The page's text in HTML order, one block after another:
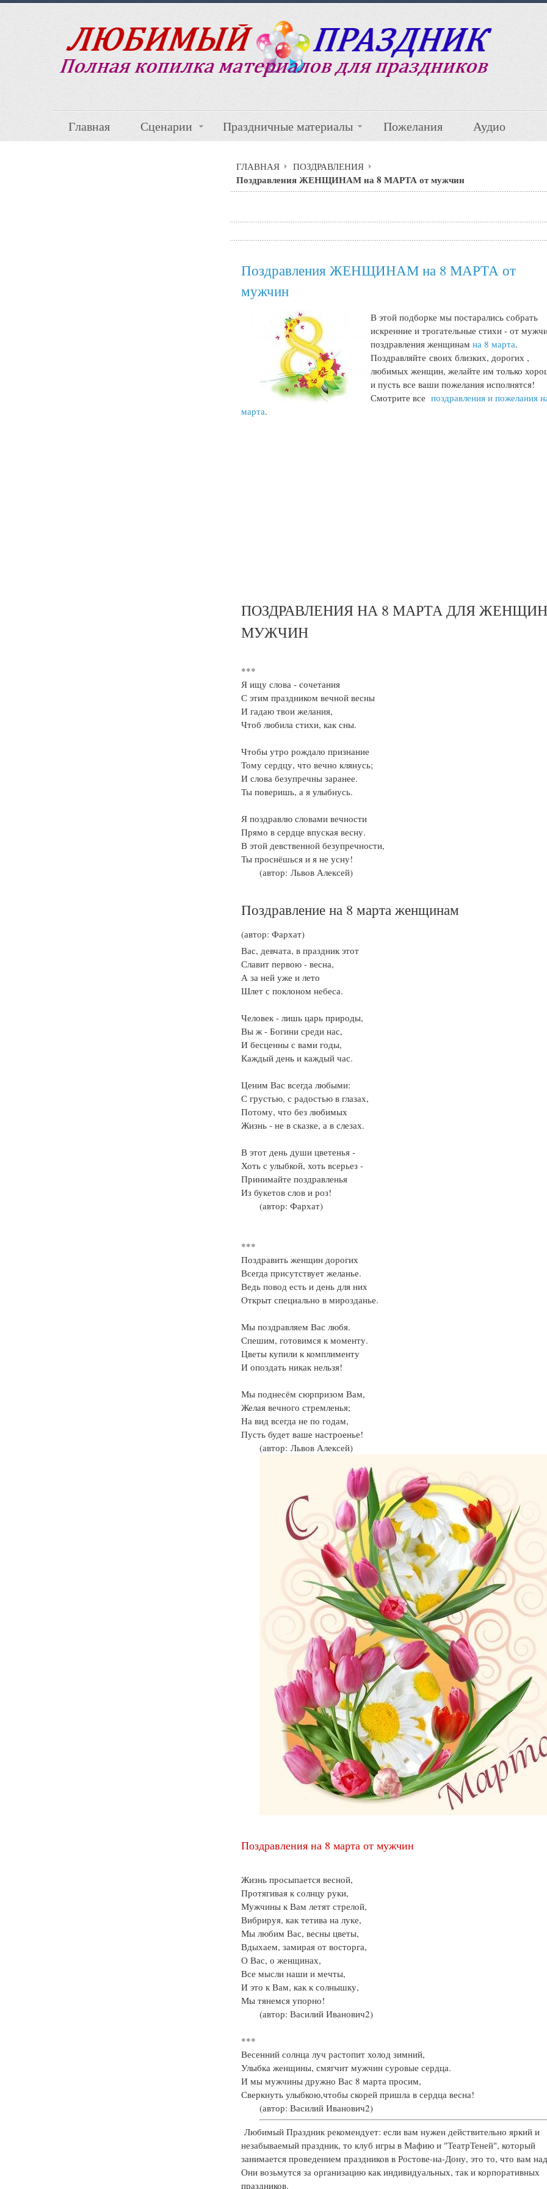
Главная Сценарии Праздничные материалы Пожелания Аудио
ГЛАВНАЯ ПОЗДРАВЛЕНИЯ
Поздравления ЖЕНЩИНАМ на 8 МАРТА от мужчин
Поздравления ЖЕНЩИНАМ на 8 МАРТА от
мужчин
В этой подборке мы постарались собрать
искренние и трогательные стихи - от
поздравления женщинамна 8 марта.
Поздравляйте своих близких, дорогих ,
любимых женщин, желайте им только
и пусть все ваши пожелания исполнятся!
Смотрите всепоздравления и пожелания
марта.
ПОЗДРАВЛЕНИЯ НА 8 МАРТА ДЛЯ ЖЕНЩИН
МУЖЧИН
***
Я ищу слова - сочетания
С этим праздником вечной весны
И гадаю твои желания,
Чтоб любила стихи, как сны.
Чтобы утро рождало признание
Тому сердцу, что вечно клянусь;
И слова безупречны заранее.
Ты поверишь, а я улыбнусь.
Я поздравлю словами вечности
Прямо в сердце впуская весну.
В этой девственной безупречности,
Ты проснёшься и я не усну!
(автор: Львов Алексей)
Поздравление на 8 марта женщинам
(автор: Фархат)
Вас, девчата, в праздник этот
Славит первою - весна,
А за ней уже и лето
Шлет с поклоном небеса.
Человек - лишь царь природы,
Вы ж - Богини среди нас,
И бесценны с вами годы,
Каждый день и каждый час.
Ценим Вас всегда любыми:
С грустью, с радостью в глазах,
Потому, что без любимых
Жизнь - не в сказке, а в слезах.
В этот день души цветенья -
Хоть с улыбкой, хоть всерьез -
Принимайте поздравленья
Из букетов слов и роз!
(автор: Фархат)
***
Поздравить женщин дорогих
Всегда присутствует желанье.
Ведь повод есть и день для них
Открыт специально в мирозданье.
Мы поздравляем Вас любя.
Спешим, готовимся к моменту.
Цветы купили к комплименту
И опоздать никак нельзя!
Мы поднесём сюрпризом Вам,
Желая вечного стремленья;
На вид всегда не по годам,
Пусть будет ваше настроенье!
(автор: Львов Алексей)
Поздравления на 8 марта от мужчин
Жизнь просыпается весной,
Протягивая к солнцу руки,
Мужчины к Вам летят стрелой,
Вибрируя, как тетива на луке,
Мы любим Вас, весны цветы,
Вдыхаем, замирая от восторга,
О Вас, о женщинах,
Все мысли наши и мечты,
И это к Вам, как к солнышку,
Мы тянемся упорно!
(автор: Василий Иванович2)
***
Весенний солнца луч растопит холод зимний,
Улыбка женщины, смягчит мужчин суровые сердца.
И мы мужчины дружно Вас 8 марта просим,
Сверкнуть улыбкою,чтобы скорей пришла в сердца весна!
(автор: Василий Иванович2)
Любимый Праздник рекомендует: если вам нужен действительно яркий и
незабываемый праздник, то клуб игры в Мафию и "ТеатрТеней", который
занимается проведением праздников в Ростове-на-Дону, это то, что вам
Они возьмутся за организацию как индивидуальных, так и корпоративных
праздников.